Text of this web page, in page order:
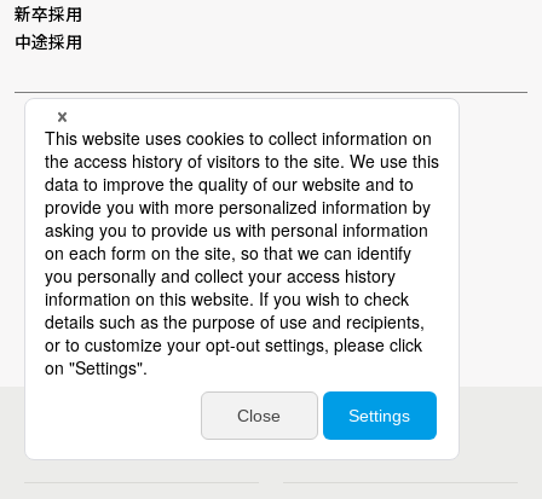
新卒採用
中途採用
個人情報保護方針 個人情報の取り扱いについて
情報セキュリティー基本方針 Cookieポリシー
電子広告 サイトマップ
グループ会社